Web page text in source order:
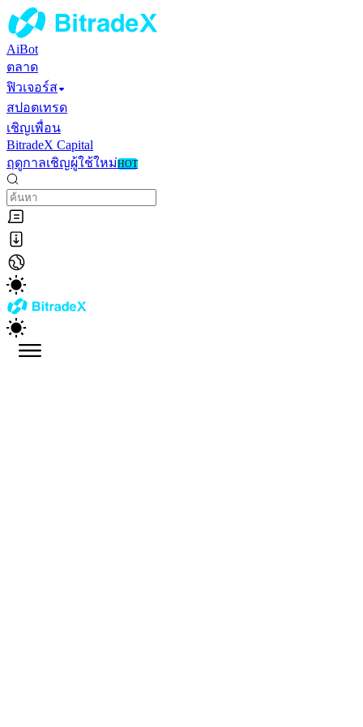
AiBot
ตลาด
ฟิวเจอร์ส
สปอตเทรด
เชิญเพื่อน
BitradeX Capital
ฤดูกาลเชิญผู้ใช้ใหม่HOT